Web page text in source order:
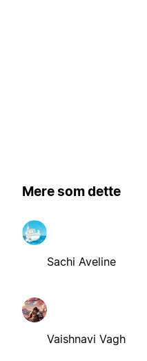
Mere som dette
Sachi Aveline
Vaishnavi Vagh